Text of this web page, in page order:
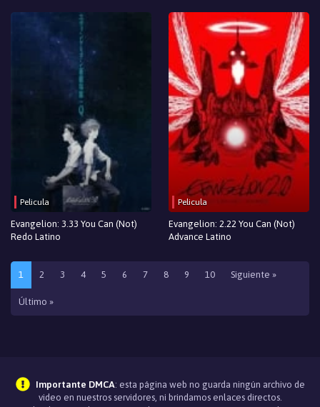
Pelicula
Evangelion: 3.33 You Can (Not)
Redo Latino
Pelicula
Evangelion: 2.22 You Can (Not)
Advance Latino
1 2 3 4 5 6 7 8 9 10 Siguiente »
Último »
Importante DMCA: esta página web no guarda ningún archivo de
video en nuestros servidores, ni brindamos enlaces directos.